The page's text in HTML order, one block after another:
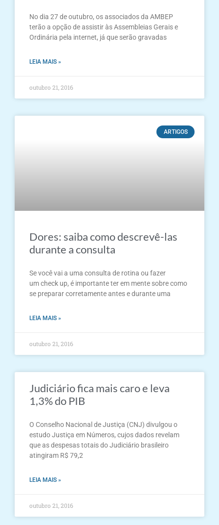
No dia 27 de outubro, os associados da AMBEP
terão a opção de assistir às Assembleias Gerais e
Ordinária pela internet, já que serão gravadas
LEIA MAIS »
outubro 21, 2016
ARTIGOS
Dores: saiba como descrevê-las
durante a consulta
Se você vai a uma consulta de rotina ou fazer
um check up, é importante ter em mente sobre como
se preparar corretamente antes e durante uma
LEIA MAIS »
outubro 21, 2016
Judiciário fica mais caro e leva
1,3% do PIB
O Conselho Nacional de Justiça (CNJ) divulgou o
estudo Justiça em Números, cujos dados revelam
que as despesas totais do Judiciário brasileiro
atingiram R$ 79,2
LEIA MAIS »
outubro 21, 2016